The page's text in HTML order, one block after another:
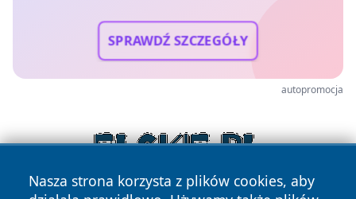
SPRAWDŹ SZCZEGÓŁY
autopromocja
Nasza strona korzysta z plików cookies, aby